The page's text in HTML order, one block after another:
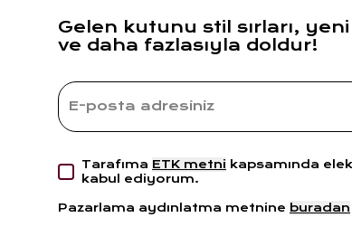
Gelen kutunu stil sırları,
ve daha fazlasıyla doldur!
Tarafıma ETK metni kapsamında
kabul ediyorum.
Pazarlama aydınlatma metnine buradan